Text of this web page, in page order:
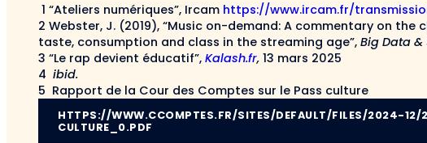
1 “Ateliers numériques”, Ircam https://www.ircam.fr/
2 Webster, J. (2019), “Music on-demand: A commentary on
taste, consumption and class in the streaming age”, Big Data &
3 “Le rap devient éducatif”, Kalash.fr, 13 mars 2025
4 ibid.
5 Rapport de la Cour des Comptes sur le Pass culture
HTTPS://WWW.CCOMPTES.FR/SITES/DEFAULT/FILES/2024-
CULTURE_0.PDF